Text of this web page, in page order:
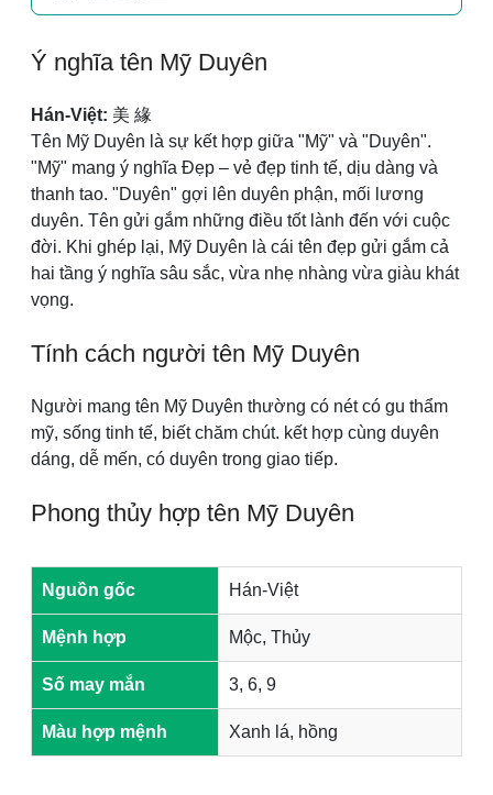
Ý nghĩa tên Mỹ Duyên
Hán-Việt: 美 緣
Tên Mỹ Duyên là sự kết hợp giữa "Mỹ" và "Duyên".
"Mỹ" mang ý nghĩa Đẹp – vẻ đẹp tinh tế, dịu dàng và
thanh tao. "Duyên" gợi lên duyên phận, mối lương
duyên. Tên gửi gắm những điều tốt lành đến với cuộc
đời. Khi ghép lại, Mỹ Duyên là cái tên đẹp gửi gắm cả
hai tầng ý nghĩa sâu sắc, vừa nhẹ nhàng vừa giàu khát
vọng.
Tính cách người tên Mỹ Duyên
Người mang tên Mỹ Duyên thường có nét có gu thẩm
mỹ, sống tinh tế, biết chăm chút. kết hợp cùng duyên
dáng, dễ mến, có duyên trong giao tiếp.
Phong thủy hợp tên Mỹ Duyên
Nguồn gốc Hán-Việt
Mệnh hợp Mộc, Thủy
Số may mắn 3, 6, 9
Màu hợp mệnh Xanh lá, hồng